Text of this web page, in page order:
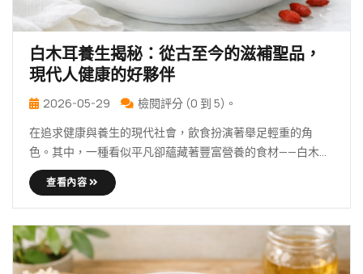
白木耳養生揭秘：從古至今的滋補聖品，
現代人健康的好夥伴
2026-05-29
檢閱評分 (0 到 5)。
在追求健康與養生的現代社會，飲食扮演著舉足輕重的角
色。其中，一種看似平凡卻蘊藏著豐富營養的食材——白木耳
（又稱 … 繼續 白木耳養生揭秘：從古至今的滋補聖品，現代
人健康的好夥伴
查看內容